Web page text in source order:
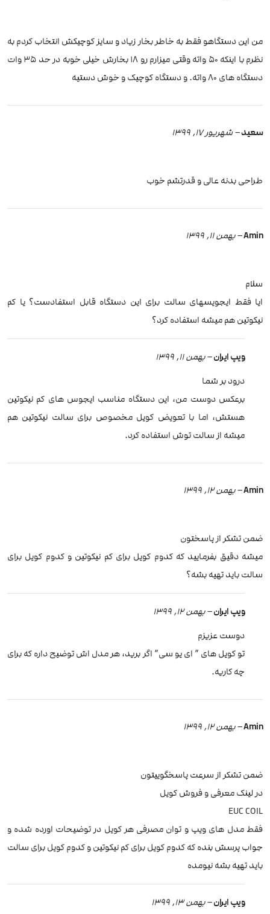
من این دستگاهو فقط به خاطر بخار زیاد و سایز کوچیکش انتخاب کردم به
نظرم با اینکه ۵۰ واته وقتی میزارم رو ۱۸ بخارش خیلی خوبه در حد ۳۵ وات
دستگاه های ۸۰ واته. و دستگاه کوچیک و خوش دستیه
سعید– شهریور 17, 1399
طراحی بدنه عالی و قدرتشم خوب
Amin
– بهمن 11, 1399
سلام
ایا فقط ایجویسهای سالت برای این دستگاه قابل استفادست؟ یا کم
نیکوتین هم میشه استفاده کرد؟
ویپ ایران– بهمن 11, 1399
درود بر شما
برعکس دوست من، این دستگاه مناسب ایجوس های کم نیکوتین
هستش، اما با تعویض کویل مخصوص برای سالت نیکوتین هم
میشه از سالت توش استفاده کرد.
Amin
– بهمن 12, 1399
ضمن تشکر از پاسختون
میشه دقیق بفرمایید که کدوم کویل برای کم نیکوتین و کدوم کویل برای
سالت باید تهیه بشه؟
ویپ ایران– بهمن 12, 1399
دوست عزیزم
تو کویل های ” ای یو سی” اگر برید، هر مدل اش توضیح داره که برای
چه کاریه.
Amin
– بهمن 12, 1399
ضمن تشکر از سرعت پاسخگوییتون
در لینک معرفی و فروش کویل
EUC COIL
فقط مدل های ویپ و توان مصرفی هر کویل در توضیحات اورده شده و
جواب پرسش بنده که کدوم کویل برای کم نیکوتین و کدوم کویل برای سالت
باید تهیه بشه نیومده
ویپ ایران– بهمن 13, 1399